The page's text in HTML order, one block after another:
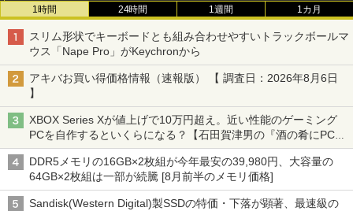
1時間 24時間 1週間 1カ月
スリム形状でキーボードとも組み合わせやすいトラックボールマ
ウス「Nape Pro」がKeychronから
アキバお買い得価格情報（速報版） 【 調査日：2026年8月6日
】
XBOX Series Xが値上げで10万円超え。近い性能のゲーミング
PCを自作するといくらになる？【石田賀津男の『酒の肴にPCゲ
ーム』】
DDR5メモリの16GB×2枚組が今年最安の39,980円、大容量の
64GB×2枚組は一部が続騰 [8月前半のメモリ価格]
Sandisk(Western Digital)製SSDの特価・下落が顕著、最速級の